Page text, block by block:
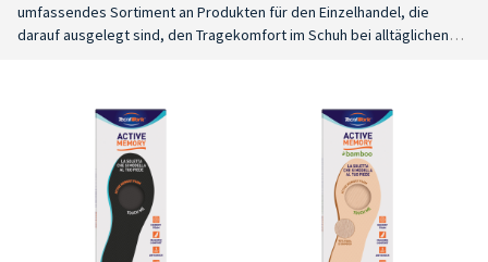
umfassendes Sortiment an Produkten für den Einzelhandel, die
darauf ausgelegt sind, den Tragekomfort im Schuh bei alltäglichen
Nutzungsanforderungen anzupassen.
Große Auswahl: Das
Sortiment umfasst Einlegesohlen in voller Länge und in ¾-Länge, die
in zahlreichen Größen und Ausführungen erhältlich sind, um den
unterschiedlichen Anforderungen gerecht zu werden.Für jeden
Einsatzzweck : Es sind Einlegesohlen für Arbeit, Sport, Freizeit und
Alltagsaktivitäten erhältlich, sowie Modelle, die speziell zur Stützung